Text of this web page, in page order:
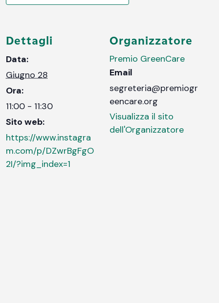
Dettagli
Data:
Giugno 28
Ora:
11:00 - 11:30
Sito web:
https://www.instagra
m.com/p/DZwrBgFgO
2I/?img_index=1
Organizzatore
Premio GreenCare
Email
segreteria@premiogr
eencare.org
Visualizza il sito
dell'Organizzatore